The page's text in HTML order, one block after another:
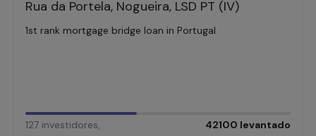
Rua da Portela, Nogueira, LSD PT (IV)
1st rank mortgage bridge loan in Portugal
127 investidores, 42100 levantado